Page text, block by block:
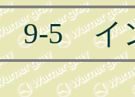
9-5 イ